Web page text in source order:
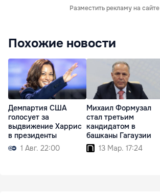
Разместить рекламу на сайте
Похожие новости
Демпартия США
голосует за
выдвижение Харрис
в президенты
1 Авг. 22:00
Михаил Формузал
стал третьим
кандидатом в
башканы Гагаузии
13 Мар. 17:24